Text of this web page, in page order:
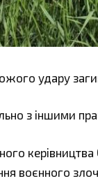
удару
з іншими
воєнного